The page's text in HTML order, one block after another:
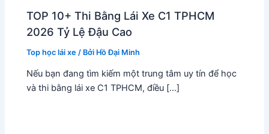
TOP 10+ Thi Bằng Lái Xe C1 TPHCM
2026 Tỷ Lệ Đậu Cao
Top học lái xe / Bởi Hồ Đại Minh
Nếu bạn đang tìm kiếm một trung tâm uy tín để học
và thi bằng lái xe C1 TPHCM, điều […]